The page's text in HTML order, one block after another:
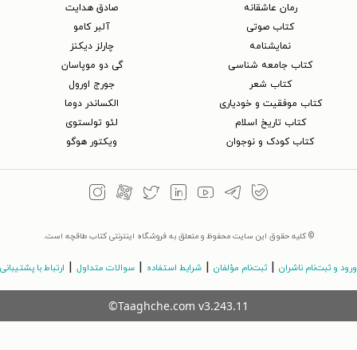
رمان عاشقانه
کتاب‌ صوتی
نمایشنامه
کتاب جامعه شناسی
کتاب شعر
کتاب موفقیت و خودیاری
کتاب تاریخ اسلام
کتاب کودک و نوجوان
صادق هدایت
آلبر کامو
چارلز دیکنز
گی دو موپاسان
جورج اورول
الکساندر دوما
لئو تولستوی
ویکتور هوگو
© کلیه حقوق این سایت محفوظ و متعلق به فروشگاه اینترنتی کتاب طاقچه است.
ورود و ثبت‌نام ناشران ثبت‌نام مؤلفان شرایط استفاده سوالات متداول ارتباط با پشتیبانی
©Taaghche.com v3.243.11